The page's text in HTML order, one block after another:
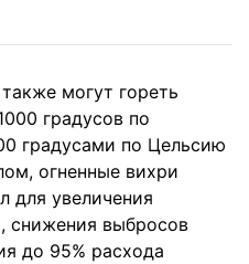
могут гореть
градусов по
градусами по Цельсию
огненные вихри
для увеличения
снижения выбросов
до 95% расхода